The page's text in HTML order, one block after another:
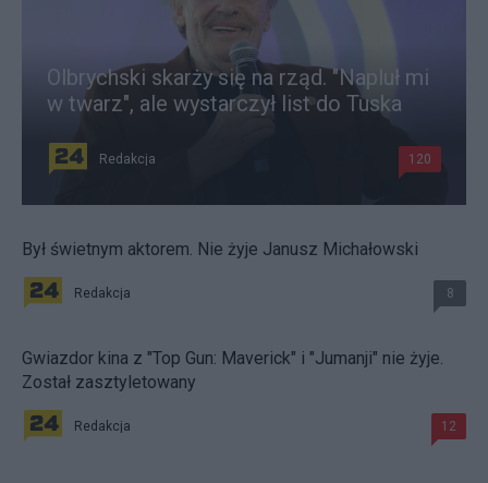
Olbrychski skarży się na rząd. "Napluł mi
w twarz", ale wystarczył list do Tuska
Redakcja 120
Był świetnym aktorem. Nie żyje Janusz Michałowski
Redakcja 8
Gwiazdor kina z "Top Gun: Maverick" i "Jumanji" nie żyje.
Został zasztyletowany
Redakcja 12